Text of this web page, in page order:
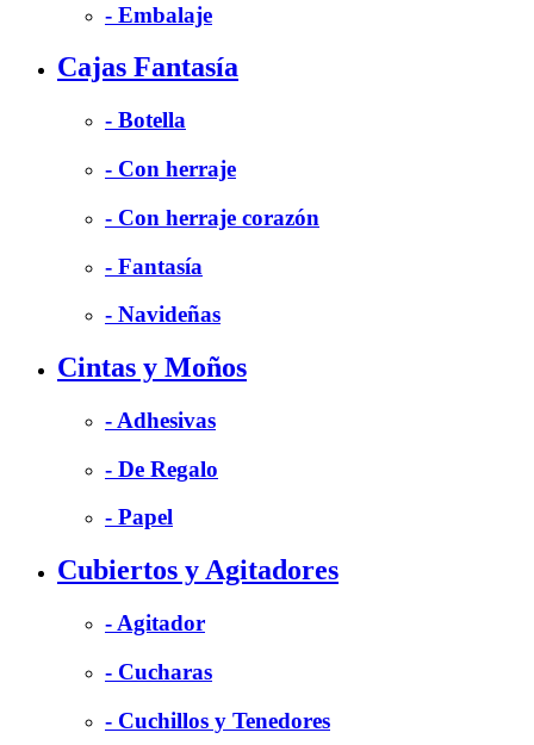
- Embalaje
Cajas Fantasía
- Botella
- Con herraje
- Con herraje corazón
- Fantasía
- Navideñas
Cintas y Moños
- Adhesivas
- De Regalo
- Papel
Cubiertos y Agitadores
- Agitador
- Cucharas
- Cuchillos y Tenedores